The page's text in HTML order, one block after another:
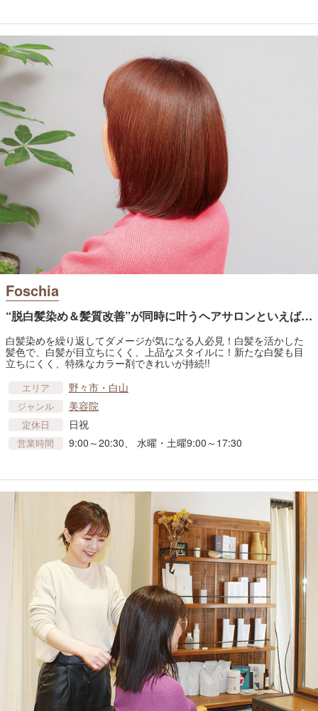
Foschia
“脱白髪染め＆髪質改善”が同時に叶うヘアサロンといえば…
白髪染めを繰り返してダメージが気になる人必見！白髪を活かした
髪色で、白髪が目立ちにくく、上品なスタイルに！新たな白髪も目
立ちにくく、特殊なカラー剤できれいが持続!!
エリア 野々市・白山
ジャンル 美容院
定休日 日祝
営業時間 9:00～20:30、 水曜・土曜9:00～17:30